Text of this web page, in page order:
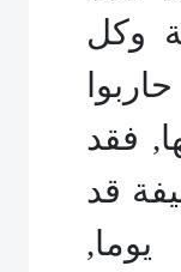
وكل
فقد
قد